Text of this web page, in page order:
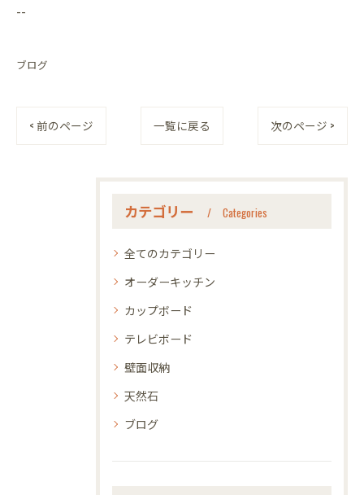
--
ブログ
< 前のページ 一覧に戻る 次のページ >
カテゴリー Categories
全てのカテゴリー
オーダーキッチン
カップボード
テレビボード
壁面収納
天然石
ブログ